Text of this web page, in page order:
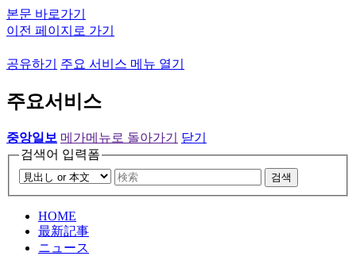
본문 바로가기
이전 페이지로 가기
공유하기 주요 서비스 메뉴 열기
주요서비스
중앙일보 메가메뉴로 돌아가기
닫기
검색어 입력폼
검색
HOME
最新記事
ニュース